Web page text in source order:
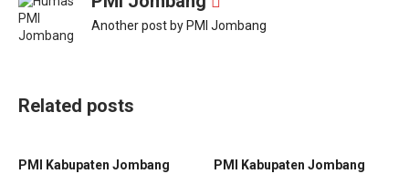
Another post by PMI Jombang
Related posts
PMI Kabupaten Jombang
PMI Kabupaten Jombang